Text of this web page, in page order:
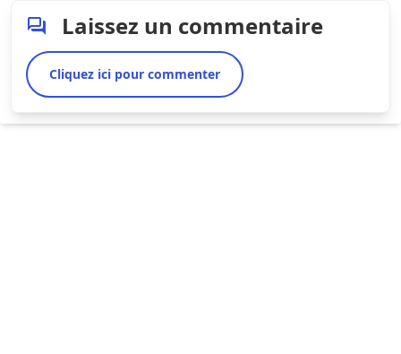
Laissez un commentaire
Cliquez ici pour commenter